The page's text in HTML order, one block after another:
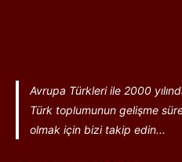
Avrupa Türkleri ile 2000
Türk toplumunun gelişme
olmak için bizi takip edin...